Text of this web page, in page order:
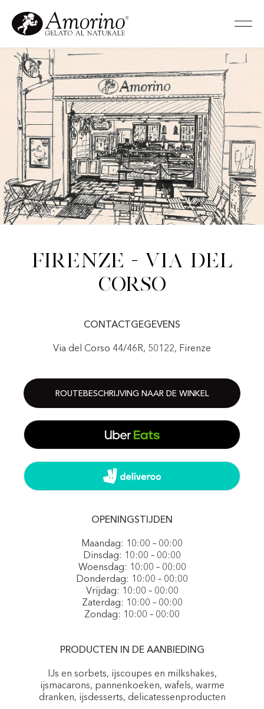
Firenze - Via del
Corso
CONTACTGEGEVENS
Via del Corso 44/46R, 50122, Firenze
ROUTEBESCHRIJVING NAAR DE WINKEL
OPENINGSTIJDEN
Maandag: 10:00 – 00:00
Dinsdag: 10:00 – 00:00
Woensdag: 10:00 – 00:00
Donderdag: 10:00 – 00:00
Vrijdag: 10:00 – 00:00
Zaterdag: 10:00 – 00:00
Zondag: 10:00 – 00:00
PRODUCTEN IN DE AANBIEDING
IJs en sorbets, ijscoupes en milkshakes,
ijsmacarons, pannenkoeken, wafels, warme
dranken, ijsdesserts, delicatessenproducten